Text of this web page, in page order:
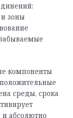
зоны
компоненты
среды, срока
абсолютно